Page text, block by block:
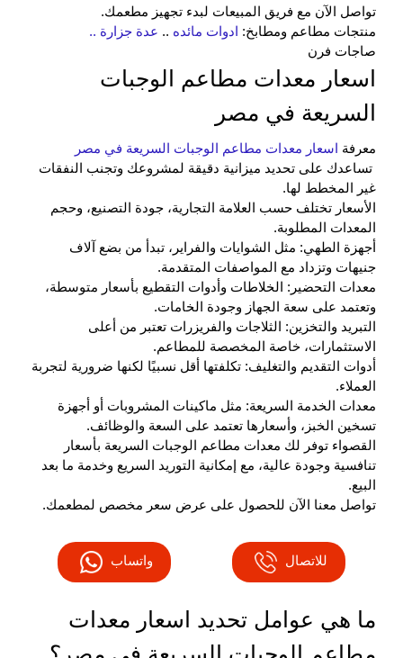
تواصل الآن مع فريق المبيعات لبدء تجهيز مطعمك.
منتجات مطاعم ومطابخ: ادوات مائده .. عدة جزارة ..
صاجات فرن
اسعار معدات مطاعم الوجبات
السريعة في مصر
معرفة اسعار معدات مطاعم الوجبات السريعة في مصر
تساعدك على تحديد ميزانية دقيقة لمشروعك وتجنب النفقات
غير المخطط لها.
الأسعار تختلف حسب العلامة التجارية، جودة التصنيع، وحجم
المعدات المطلوبة.
أجهزة الطهي: مثل الشوايات والفراير، تبدأ من بضع آلاف
جنيهات وتزداد مع المواصفات المتقدمة.
معدات التحضير: الخلاطات وأدوات التقطيع بأسعار متوسطة،
وتعتمد على سعة الجهاز وجودة الخامات.
التبريد والتخزين: الثلاجات والفريزرات تعتبر من أعلى
الاستثمارات، خاصة المخصصة للمطاعم.
أدوات التقديم والتغليف: تكلفتها أقل نسبيًا لكنها ضرورية لتجربة
العملاء.
معدات الخدمة السريعة: مثل ماكينات المشروبات أو أجهزة
تسخين الخبز، وأسعارها تعتمد على السعة والوظائف.
القصواء توفر لك معدات مطاعم الوجبات السريعة بأسعار
تنافسية وجودة عالية، مع إمكانية التوريد السريع وخدمة ما بعد
البيع.
تواصل معنا الآن للحصول على عرض سعر مخصص لمطعمك.
للاتصال واتساب
ما هي عوامل تحديد اسعار معدات